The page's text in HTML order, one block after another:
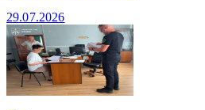
29.07.2026